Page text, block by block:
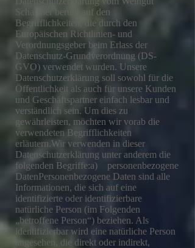
Schaffner beruht auf den
Begrifflichkeiten, die durch den
Europäischen Richtlinien- und
Verordnungsgeber beim Erlass der
Datenschutz-Grundverordnung (DS-
GVO) verwendet wurden. Unsere
Datenschutzerklärung soll sowohl für die
Öffentlichkeit als auch für unsere Kunden
und Geschäftspartner einfach lesbar und
verständlich sein. Um dies zu
gewährleisten, möchten wir vorab die
verwendeten Begrifflichkeiten
erläutern.Wir verwenden in dieser
Datenschutzerklärung unter anderem die
folgenden Begriffe:a) personenbezogene
DatenPersonenbezogene Daten sind alle
Informationen, die sich auf eine
identifizierte oder identifizierbare
natürliche Person (im Folgenden
„betroffene Person“) beziehen. Als
identifizierbar wird eine natürliche Person
angesehen, die direkt oder indirekt,